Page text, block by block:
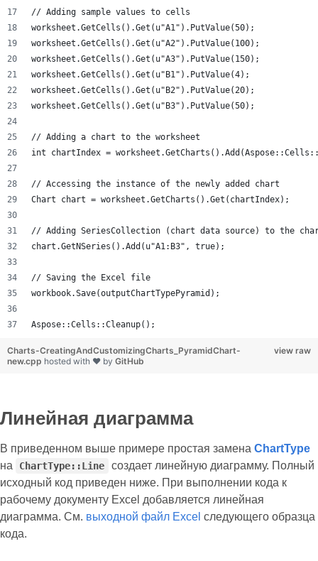
// Adding sample values to cells
worksheet.GetCells().Get(u"A1").PutValue(50);
worksheet.GetCells().Get(u"A2").PutValue(100);
worksheet.GetCells().Get(u"A3").PutValue(150);
worksheet.GetCells().Get(u"B1").PutValue(4);
worksheet.GetCells().Get(u"B2").PutValue(20);
worksheet.GetCells().Get(u"B3").PutValue(50);
// Adding a chart to the worksheet
int chartIndex =
// Accessing the instance of the newly added chart
Chart chart = worksheet.GetCharts().Get(chartIndex);
// Adding SeriesCollection (chart data source) to the
chart.GetNSeries().Add(u"A1:B3", true);
// Saving the Excel file
workbook.Save(outputChartTypePyramid);
Aspose::Cells::Cleanup();
view raw
Charts-CreatingAndCustomizingCharts_PyramidChart-
new.cpp hosted with ❤ by GitHub
Линейная диаграмма
В приведенном выше примере простая замена ChartType
на
ChartType::Line
создает линейную диаграмму. Полный
исходный код приведен ниже. При выполнении кода к
рабочему документу Excel добавляется линейная
диаграмма. См. выходной файл Excel следующего образца
кода.